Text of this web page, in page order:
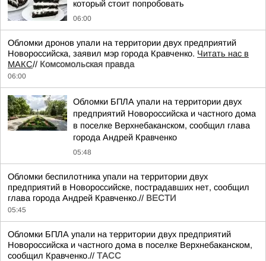
который стоит попробовать
06:00
Обломки дронов упали на территории двух предприятий
Новороссийска, заявил мэр города Кравченко. Читать нас в
МАКС// Комсомольская правда
06:00
Обломки БПЛА упали на территории двух
предприятий Новороссийска и частного дома
в поселке Верхнебаканском, сообщил глава
города Андрей Кравченко
05:48
Обломки беспилотника упали на территории двух
предприятий в Новороссийске, пострадавших нет, сообщил
глава города Андрей Кравченко.// ВЕСТИ
05:45
Обломки БПЛА упали на территории двух предприятий
Новороссийска и частного дома в поселке Верхнебаканском,
сообщил Кравченко.// ТАСС